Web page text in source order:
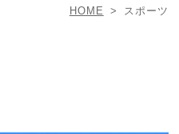
HOME スポーツ